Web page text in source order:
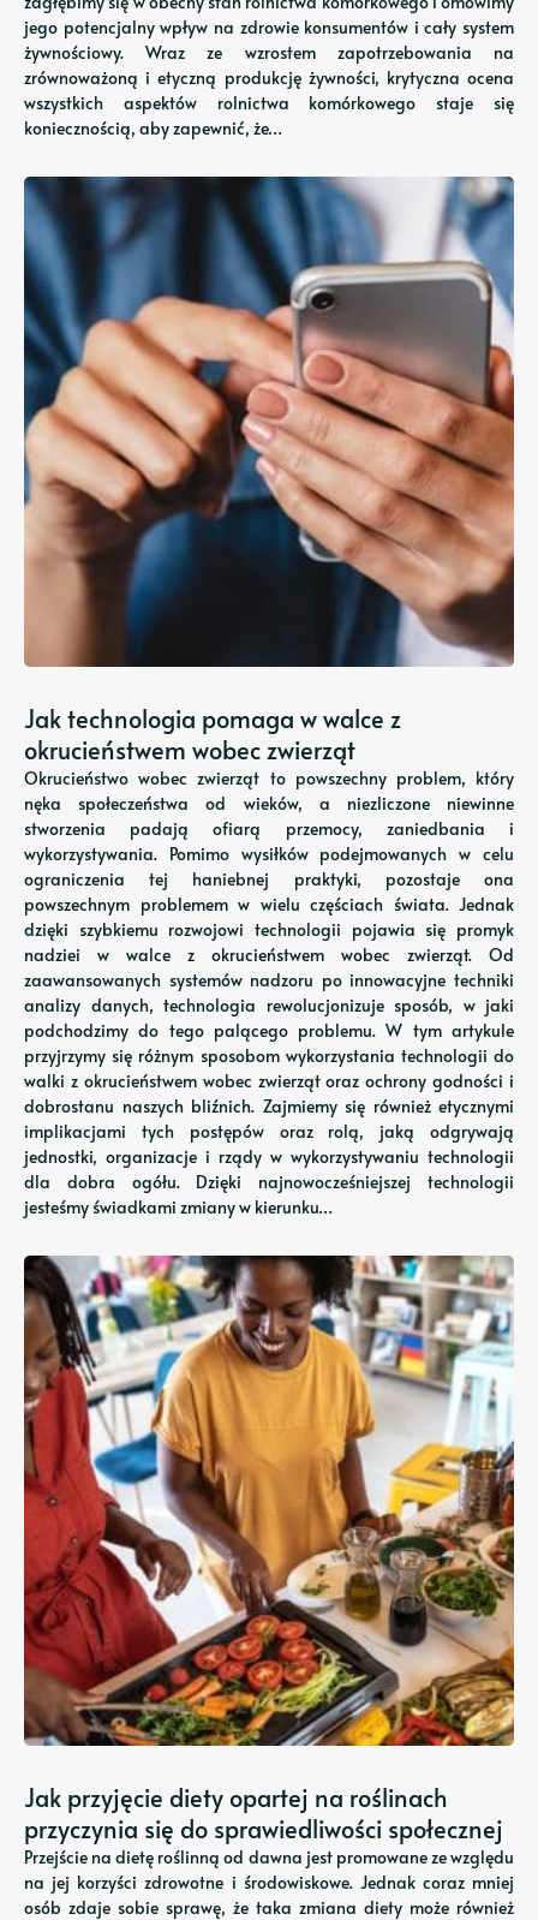
jego potencjalny wpływ na zdrowie konsumentów i cały system
żywnościowy. Wraz ze wzrostem zapotrzebowania na
zrównoważoną i etyczną produkcję żywności, krytyczna ocena
wszystkich aspektów rolnictwa komórkowego staje się
koniecznością, aby zapewnić, że…
Jak technologia pomaga w walce z
okrucieństwem wobec zwierząt
Okrucieństwo wobec zwierząt to powszechny problem, który
nęka społeczeństwa od wieków, a niezliczone niewinne
stworzenia padają ofiarą przemocy, zaniedbania i
wykorzystywania. Pomimo wysiłków podejmowanych w celu
ograniczenia tej haniebnej praktyki, pozostaje ona
powszechnym problemem w wielu częściach świata. Jednak
dzięki szybkiemu rozwojowi technologii pojawia się promyk
nadziei w walce z okrucieństwem wobec zwierząt. Od
zaawansowanych systemów nadzoru po innowacyjne techniki
analizy danych, technologia rewolucjonizuje sposób, w jaki
podchodzimy do tego palącego problemu. W tym artykule
przyjrzymy się różnym sposobom wykorzystania technologii do
walki z okrucieństwem wobec zwierząt oraz ochrony godności i
dobrostanu naszych bliźnich. Zajmiemy się również etycznymi
implikacjami tych postępów oraz rolą, jaką odgrywają
jednostki, organizacje i rządy w wykorzystywaniu technologii
dla dobra ogółu. Dzięki najnowocześniejszej technologii
jesteśmy świadkami zmiany w kierunku…
Jak przyjęcie diety opartej na roślinach
przyczynia się do sprawiedliwości społecznej
Przejście na dietę roślinną od dawna jest promowane ze względu
na jej korzyści zdrowotne i środowiskowe. Jednak coraz mniej
osób zdaje sobie sprawę, że taka zmiana diety może również